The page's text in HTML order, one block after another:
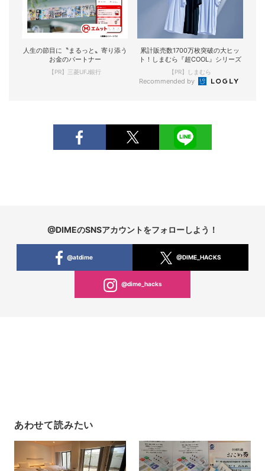
人生の節目に〝まるっと〟寄り添う
お金のパートナー
【PR】三菱UFJ銀行
累計販売数1700万枚突破の大ヒッ
ト！しまむら『超COOL』シリーズ
【PR】しまむら
Recommended by
@DIMEのSNSアカウントをフォローしよう！
@atdime @DIME_HACKS
@dime_hacks
あわせて読みたい